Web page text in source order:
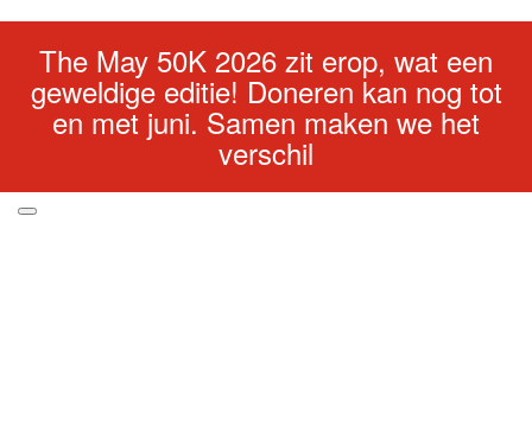
The May 50K 2026 zit erop, wat een
geweldige editie! Doneren kan nog tot
en met juni. Samen maken we het
verschil